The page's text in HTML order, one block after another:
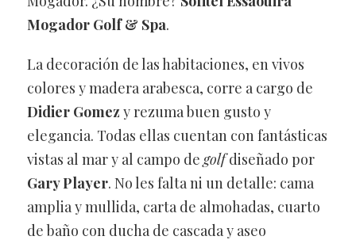
Mogador Golf & Spa.
La decoración de las habitaciones, en vivos
colores y madera arabesca, corre a cargo de
Didier Gomez y rezuma buen gusto y
elegancia. Todas ellas cuentan con fantásticas
vistas al mar y al campo de golfdiseñado por
Gary Player. No les falta ni un detalle: cama
amplia y mullida, carta de almohadas, cuarto
de baño con ducha de cascada y aseo